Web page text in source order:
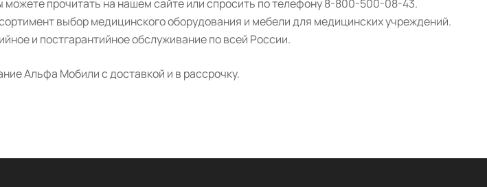
можете прочитать на нашем сайте или спросить по телефону 8-800-500-08-43.
выбор медицинского оборудования и мебели для медицинских учреждений.
и постгарантийное обслуживание по всей России.
Альфа Мобили с доставкой и в рассрочку.